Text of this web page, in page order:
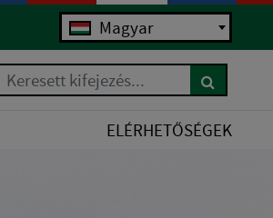
Magyar
Keresett kifejezés...
ELÉRHETŐSÉGEK